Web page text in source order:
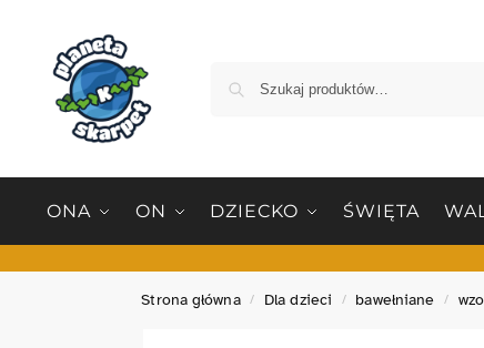
ONA ON DZIECKO ŚWIĘTA
Strona główna / Dla dzieci / bawełniane /